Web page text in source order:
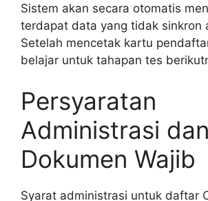
Sistem akan secara otomatis
terdapat data yang tidak sinkron
Setelah mencetak kartu
belajar untuk tahapan tes
Persyaratan
Administrasi dan
Dokumen Wajib
Syarat administrasi untuk daftar